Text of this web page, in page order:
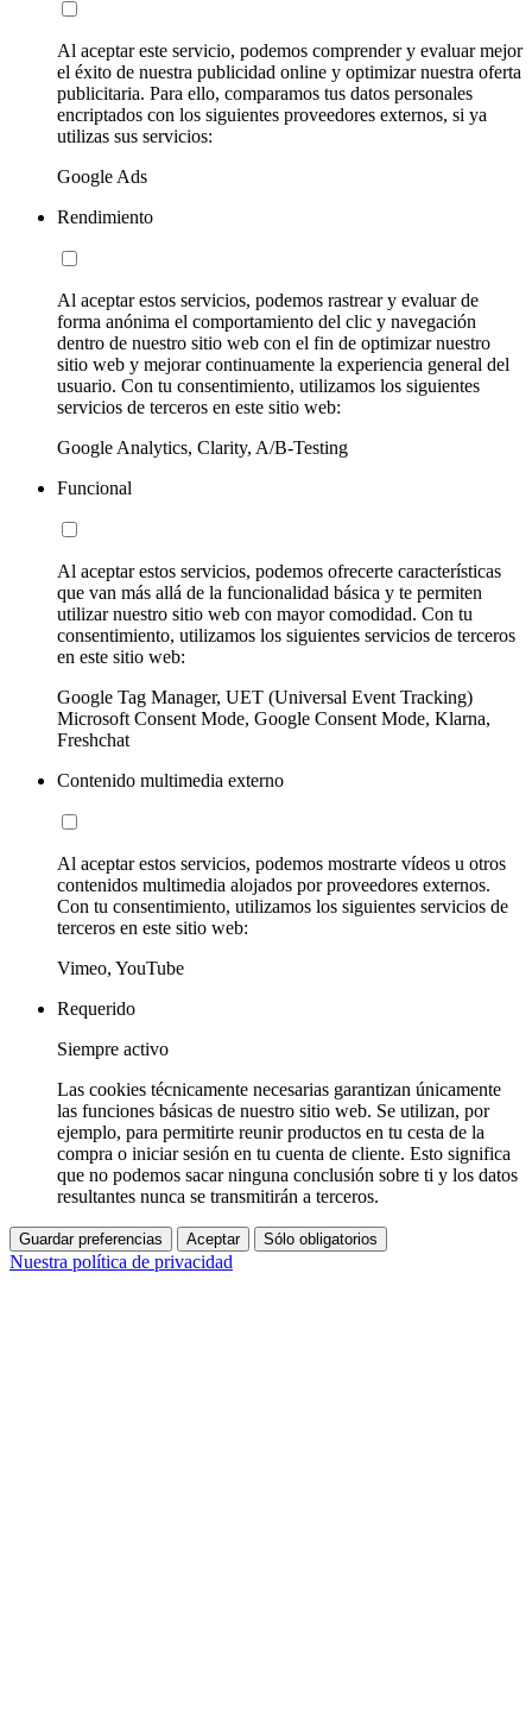
Al aceptar este servicio, podemos comprender y evaluar mejor
el éxito de nuestra publicidad online y optimizar nuestra oferta
publicitaria. Para ello, comparamos tus datos personales
encriptados con los siguientes proveedores externos, si ya
utilizas sus servicios:
Google Ads
Rendimiento
Al aceptar estos servicios, podemos rastrear y evaluar de
forma anónima el comportamiento del clic y navegación
dentro de nuestro sitio web con el fin de optimizar nuestro
sitio web y mejorar continuamente la experiencia general del
usuario. Con tu consentimiento, utilizamos los siguientes
servicios de terceros en este sitio web:
Google Analytics, Clarity, A/B-Testing
Funcional
Al aceptar estos servicios, podemos ofrecerte características
que van más allá de la funcionalidad básica y te permiten
utilizar nuestro sitio web con mayor comodidad. Con tu
consentimiento, utilizamos los siguientes servicios de terceros
en este sitio web:
Google Tag Manager, UET (Universal Event Tracking)
Microsoft Consent Mode, Google Consent Mode, Klarna,
Freshchat
Contenido multimedia externo
Al aceptar estos servicios, podemos mostrarte vídeos u otros
contenidos multimedia alojados por proveedores externos.
Con tu consentimiento, utilizamos los siguientes servicios de
terceros en este sitio web:
Vimeo, YouTube
Requerido
Siempre activo
Las cookies técnicamente necesarias garantizan únicamente
las funciones básicas de nuestro sitio web. Se utilizan, por
ejemplo, para permitirte reunir productos en tu cesta de la
compra o iniciar sesión en tu cuenta de cliente. Esto significa
que no podemos sacar ninguna conclusión sobre ti y los datos
resultantes nunca se transmitirán a terceros.
Guardar preferencias Aceptar Sólo obligatorios
Nuestra política de privacidad